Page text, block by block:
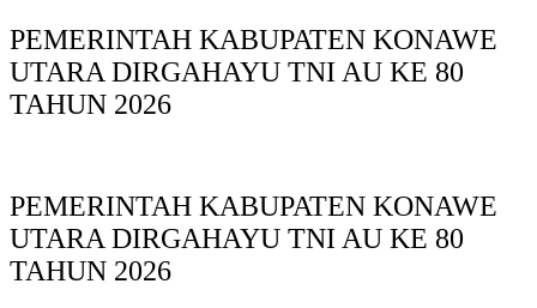
PEMERINTAH KABUPATEN KONAWE
UTARA DIRGAHAYU TNI AU KE 80
TAHUN 2026
PEMERINTAH KABUPATEN KONAWE
UTARA DIRGAHAYU TNI AU KE 80
TAHUN 2026